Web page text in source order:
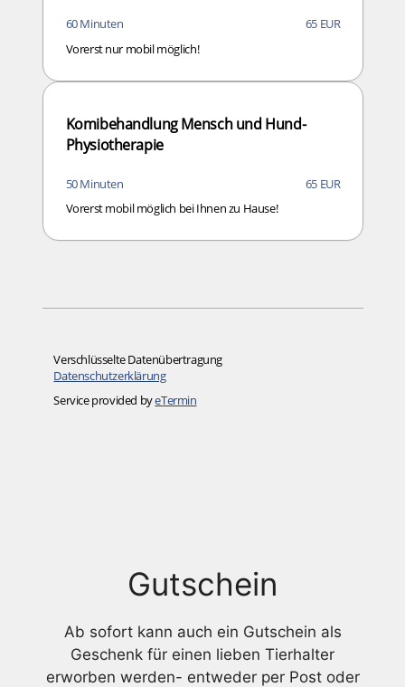
Gutschein
Ab sofort kann auch ein Gutschein als
Geschenk für einen lieben Tierhalter
erworben werden- entweder per Post oder